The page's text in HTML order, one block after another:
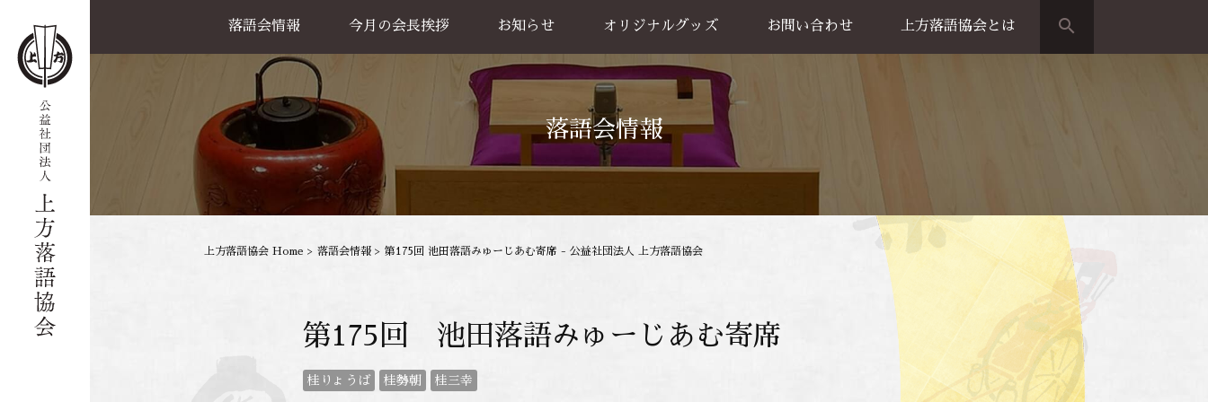
落語会情報
公演一覧
天満天神繁昌亭
喜楽館
島之内寄席
協力事業
今月の会長挨拶 お知らせ オリジナルグッズ
グッズ販売
お買い物方法
お問い合わせ 上方落語協会とは search
落語会情報
上方落語協会 Home > 落語会情報 > 第175回 池田落語みゅーじあむ寄席 - 公益社団法人 上方落語協会
第175回 池田落語みゅーじあむ寄席
桂りょうば 桂勢朝 桂三幸